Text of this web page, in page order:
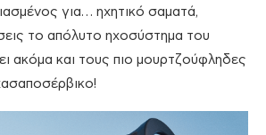
για… ηχητικό σαματά,
το απόλυτο ηχοσύστημα του
ακόμα και τους πιο μουρτζούφληδες